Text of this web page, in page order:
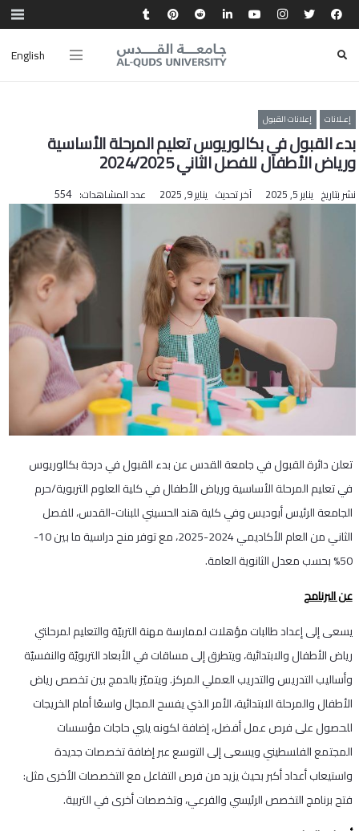
English
إعـلانات إعلانات القبول
بدء القبول في بكالوريوس تعليم المرحلة الأساسية
ورياض الأطفال للفصل الثاني 2024/2025
نشر بتاريخ يناير 5, 2025 آخر تحديث يناير 9, 2025 عدد المشاهدات: 554
تعلن دائرة القبول في جامعة القدس عن بدء القبول في درجة بكالوريوس
في تعليم المرحلة الأساسية ورياض الأطفال في كلية العلوم التربوية/حرم
الجامعة الرئيس أبوديس وفي كلية هند الحسيني للبنات-القدس، للفصل
الثاني من العام الأكاديمي 2024-2025، مع توفر منح دراسية ما بين 10-
50% بحسب معدل الثانوية العامة.
عن البرنامج
يسعى إلى إعداد طالبات مؤهلات لممارسة مهنة التربيّة والتعليم لمرحلتي
رياض الأطفال والابتدائية، ويتطرق إلى مساقات في الأبعاد التربويّة والنفسيّة
وأساليب التدريس والتدريب العملي المركز. ويتميّز بالدمج بين تخصص رياض
الأطفال والمرحلة الابتدائية، الأمر الذي يفسح المجال واسعًا أمام الخريجات
للحصول على فرص عمل أفضل، إضافة لكونه يلبي حاجات مؤسسات
المجتمع الفلسطيني ويسعى إلى التوسع عبر إضافة تخصصات جديدة
واستيعاب أعداد أكبر بحيث يزيد من فرص التفاعل مع التخصصات الأخرى مثل:
فتح برنامج التخصص الرئيسي والفرعي، وتخصصات أخرى في التربية.